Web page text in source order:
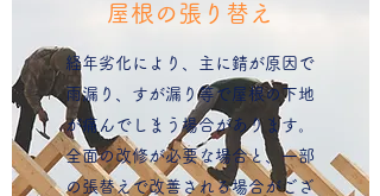
屋根の張り替え
経年劣化により、主に錆が原因で
雨漏り、すが漏り等で屋根の下地
が痛んでしまう場合があります。
全面の改修が必要な場合と、一部
の張替えで改善される場合がござ